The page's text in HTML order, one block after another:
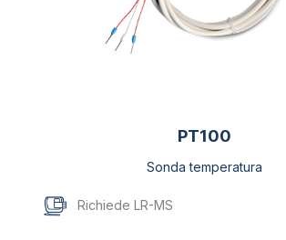
PT100
Sonda temperatura
Richiede LR-MS